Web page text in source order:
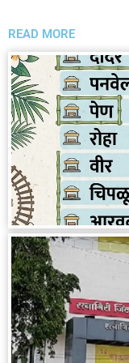
READ MORE